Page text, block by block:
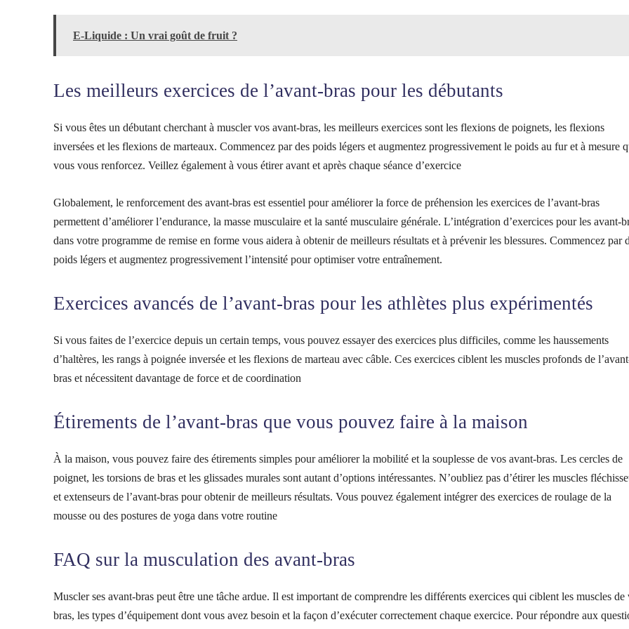
E-Liquide : Un vrai goût de fruit ?
Les meilleurs exercices de l’avant-bras pour les débutants
Si vous êtes un débutant cherchant à muscler vos avant-bras, les meilleurs exercices sont les flexions de poignets, les flexions
inversées et les flexions de marteaux. Commencez par des poids légers et augmentez progressivement le poids au fur et à mesure
vous vous renforcez. Veillez également à vous étirer avant et après chaque séance d’exercice
Globalement, le renforcement des avant-bras est essentiel pour améliorer la force de préhension les exercices de l’avant-bras
permettent d’améliorer l’endurance, la masse musculaire et la santé musculaire générale. L’intégration d’exercices pour les avant-
dans votre programme de remise en forme vous aidera à obtenir de meilleurs résultats et à prévenir les blessures. Commencez par
poids légers et augmentez progressivement l’intensité pour optimiser votre entraînement.
Exercices avancés de l’avant-bras pour les athlètes plus expérimentés
Si vous faites de l’exercice depuis un certain temps, vous pouvez essayer des exercices plus difficiles, comme les haussements
d’haltères, les rangs à poignée inversée et les flexions de marteau avec câble. Ces exercices ciblent les muscles profonds de
bras et nécessitent davantage de force et de coordination
Étirements de l’avant-bras que vous pouvez faire à la maison
À la maison, vous pouvez faire des étirements simples pour améliorer la mobilité et la souplesse de vos avant-bras. Les cercles de
poignet, les torsions de bras et les glissades murales sont autant d’options intéressantes. N’oubliez pas d’étirer les muscles
et extenseurs de l’avant-bras pour obtenir de meilleurs résultats. Vous pouvez également intégrer des exercices de roulage de la
mousse ou des postures de yoga dans votre routine
FAQ sur la musculation des avant-bras
Muscler ses avant-bras peut être une tâche ardue. Il est important de comprendre les différents exercices qui ciblent les muscles de
bras, les types d’équipement dont vous avez besoin et la façon d’exécuter correctement chaque exercice. Pour répondre aux